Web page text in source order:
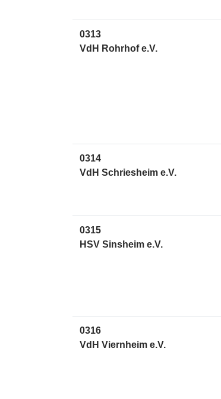
0313
VdH Rohrhof e.V.
0314
VdH Schriesheim e.V.
0315
HSV Sinsheim e.V.
0316
VdH Viernheim e.V.